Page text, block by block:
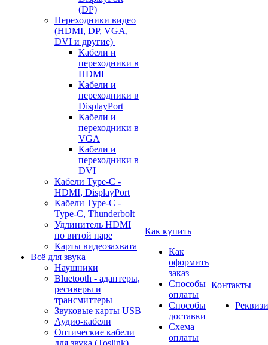
(DP)
Переходники видео
(HDMI, DP, VGA,
DVI и другие)
Кабели и
переходники в
HDMI
Кабели и
переходники в
DisplayPort
Кабели и
переходники в
VGA
Кабели и
переходники в
DVI
Кабели Type-C -
HDMI, DisplayPort
Кабели Type-C -
Type-C, Thunderbolt
Удлинитель HDMI
по витой паре
Карты видеозахвата
Всё для звука
Наушники
Bluetooth - адаптеры,
ресиверы и
трансмиттеры
Звуковые карты USB
Аудио-кабели
Оптические кабели
для звука (Toslink)
Как купить
Как
оформить
заказ
Способы
оплаты
Способы
доставки
Схема
оплаты
Контакты